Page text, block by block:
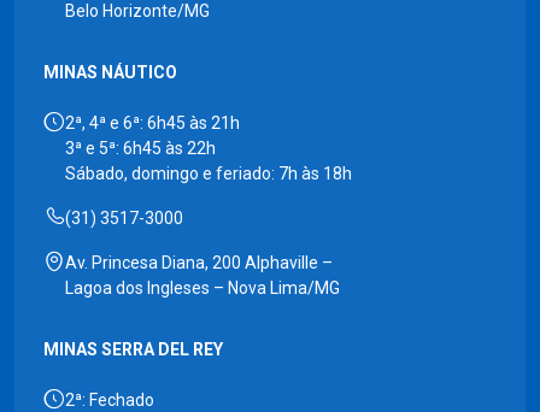
Belo Horizonte/MG
MINAS NÁUTICO
2ª, 4ª e 6ª: 6h45 às 21h
3ª e 5ª: 6h45 às 22h
Sábado, domingo e feriado: 7h às 18h
(31) 3517-3000
Av. Princesa Diana, 200 Alphaville –
Lagoa dos Ingleses – Nova Lima/MG
MINAS SERRA DEL REY
2ª: Fechado